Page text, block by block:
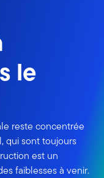
le
reste concentrée
qui sont toujours
est un
faiblesses à venir.